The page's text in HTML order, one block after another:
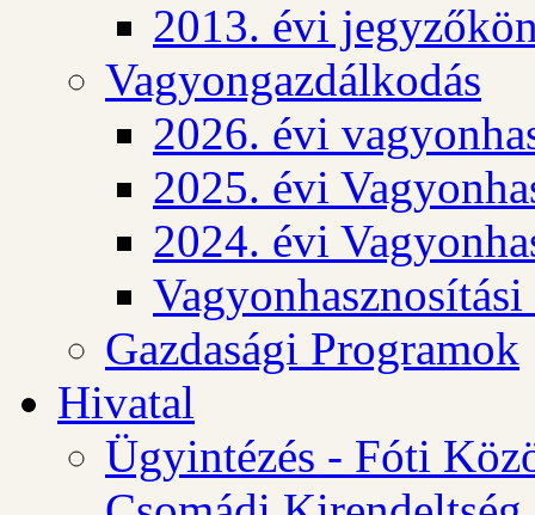
2013. évi
Vagyongazdálkodás
2026. évi
2025. évi
2024. évi
Gazdasági Programok
Hivatal
Ügyintézés - Fóti